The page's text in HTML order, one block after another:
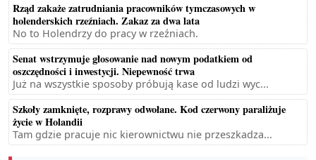
Rząd zakaże zatrudniania pracowników tymczasowych w
holenderskich rzeźniach. Zakaz za dwa lata
No to Holendrzy do pracy w rzeźniach.
Senat wstrzymuje głosowanie nad nowym podatkiem od
oszczędności i inwestycji. Niepewność trwa
Już na wszystkie sposoby próbują kase od ludzi wyc...
Szkoły zamknięte, rozprawy odwołane. Kod czerwony paraliżuje
życie w Holandii
Tam gdzie pracuje nic kierownictwu nie przeszkadza...